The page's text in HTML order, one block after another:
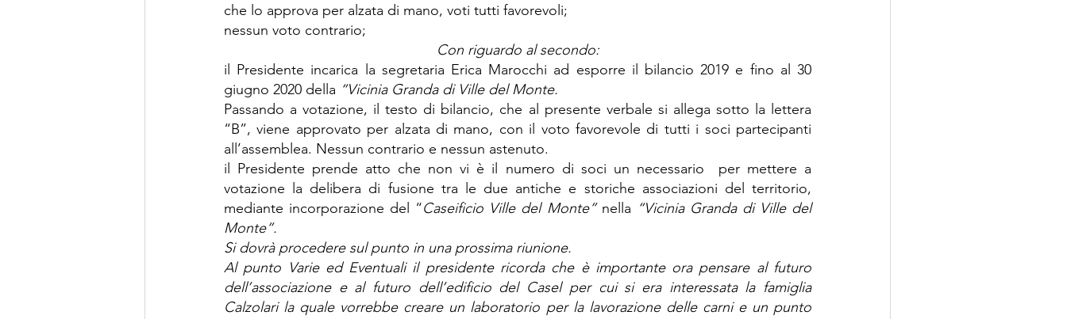
che lo approva per alzata di mano, voti tutti favorevoli;
nessun voto contrario;
Con riguardo al secondo:
il Presidente incarica la segretaria Erica Marocchi ad esporre il bilancio 2019 e fino al 30
giugno 2020 della “Vicinia Granda di Ville del Monte.
Passando a votazione, il testo di bilancio, che al presente verbale si allega sotto la lettera
“B”, viene approvato per alzata di mano, con il voto favorevole di tutti i soci partecipanti
all’assemblea. Nessun contrario e nessun astenuto.
il Presidente prende atto che non vi è il numero di soci un necessario  per mettere a
votazione la delibera di fusione tra le due antiche e storiche associazioni del territorio,
mediante incorporazione del “Caseificio Ville del Monte” nella “Vicinia Granda di Ville del
Monte”.
Si dovrà procedere sul punto in una prossima riunione.
Al punto Varie ed Eventuali il presidente ricorda che è importante ora pensare al futuro
dell’associazione e al futuro dell’edificio del Casel per cui si era interessata la famiglia
Calzolari la quale vorrebbe creare un laboratorio per la lavorazione delle carni e un punto